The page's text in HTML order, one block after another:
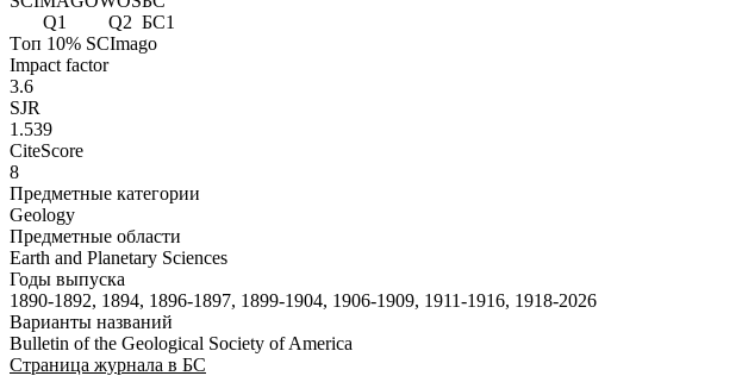
Q1
Q2 БС1
Tоп 10% SCImago
Impact factor
3.6
SJR
1.539
CiteScore
8
Предметные категории
Geology
Предметные области
Earth and Planetary Sciences
Годы выпуска
1890-1892, 1894, 1896-1897, 1899-1904, 1906-1909, 1911-1916, 1918-2026
Варианты названий
Bulletin of the Geological Society of America
Страница журнала в БС